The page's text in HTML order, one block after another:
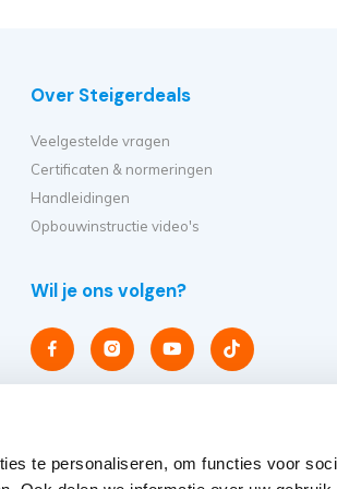
te personaliseren, om functies voor
Over Steigerdeals
Veelgestelde vragen
Certificaten & normeringen
Handleidingen
Opbouwinstructie video's
Wil je ons volgen?